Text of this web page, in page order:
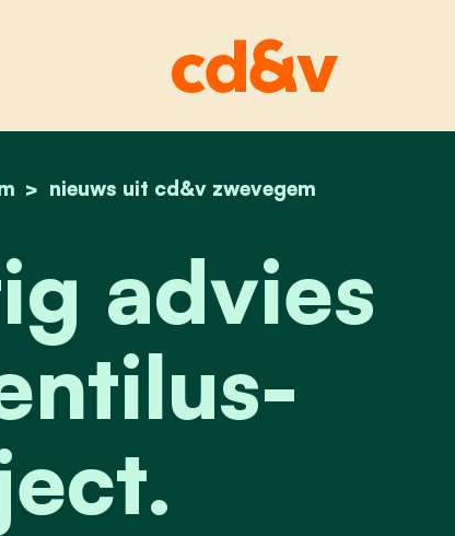
homenieuws uit cd&v zwevegem
ongunstig advies over ventilus-project.
advies